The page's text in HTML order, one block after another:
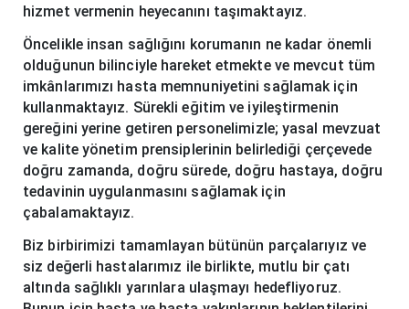
hizmet vermenin heyecanını taşımaktayız.
Öncelikle insan sağlığını korumanın ne kadar önemli
olduğunun bilinciyle hareket etmekte ve mevcut tüm
imkânlarımızı hasta memnuniyetini sağlamak için
kullanmaktayız. Sürekli eğitim ve iyileştirmenin
gereğini yerine getiren personelimizle; yasal mevzuat
ve kalite yönetim prensiplerinin belirlediği çerçevede
doğru zamanda, doğru sürede, doğru hastaya, doğru
tedavinin uygulanmasını sağlamak için
çabalamaktayız.
Biz birbirimizi tamamlayan bütünün parçalarıyız ve
siz değerli hastalarımız ile birlikte, mutlu bir çatı
altında sağlıklı yarınlara ulaşmayı hedefliyoruz.